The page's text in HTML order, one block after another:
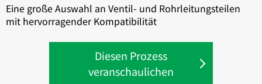
Eine große Auswahl an Ventil- und Rohrleitungsteilen
mit hervorragender Kompatibilität
Diesen Prozess
veranschaulichen